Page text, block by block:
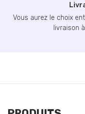
Vous aurez le choix
livraison